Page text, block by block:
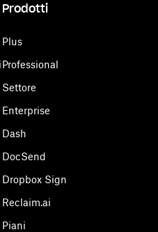
Prodotti
Plus
Professional
Settore
Enterprise
Dash
DocSend
Dropbox Sign
Reclaim.ai
Piani